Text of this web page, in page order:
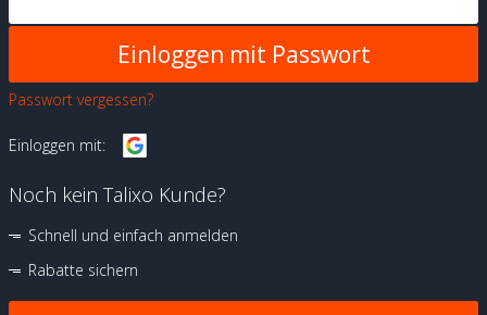
Passwort vergessen?
Einloggen mit:
Noch kein Talixo Kunde?
Schnell und einfach anmelden
Rabatte sichern